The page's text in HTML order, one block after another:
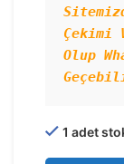
Çekimi
Olup
1 adet